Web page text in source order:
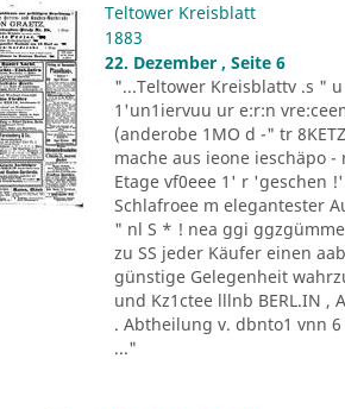
Teltower Kreisblatt
1883
22. Dezember , Seite 6
"...Teltower Kreisblattv .s "
1'un1iervuu ur e:r:n
(anderobe 1MO d -" tr
mache aus ieone ieschäpo
Etage vf0eee 1' r 'geschen
Schlafroee m elegantester
" nl S * ! nea ggi
zu SS jeder Käufer einen
günstige Gelegenheit
und Kz1ctee lllnb BERL.IN
. Abtheilung v. dbnto1 vnn
..."